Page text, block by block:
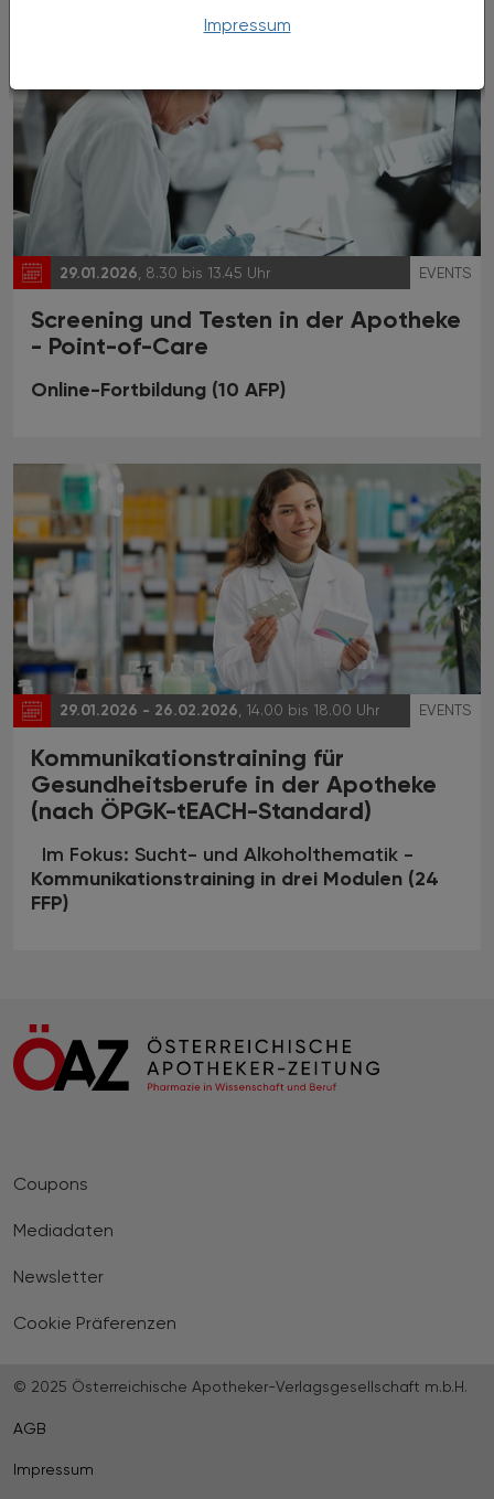
Impressum
29.01.2026 , 8.30 bis 13.45 Uhr EVENTS
Screening und Testen in der Apotheke
- Point-of-Care
Online-Fortbildung (10 AFP)
29.01.2026 - 26.02.2026, 14.00 bis 18.00 Uhr EVENTS
Kommunikationstraining für
Gesundheitsberufe in der Apotheke
(nach ÖPGK-tEACH-Standard)
Im Fokus: Sucht- und Alkoholthematik -
Kommunikationstraining in drei Modulen (24
FFP)
Coupons
Mediadaten
Newsletter
Cookie Präferenzen
© 2025 Österreichische Apotheker-Verlagsgesellschaft m.b.H.
AGB
Impressum